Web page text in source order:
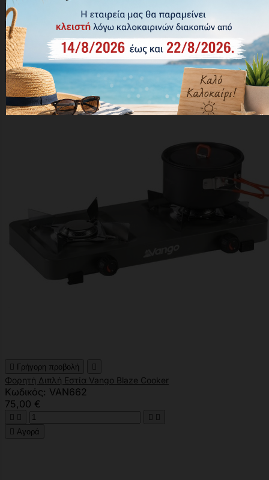
 Γρήγορη προβολή
BLG7500 Εστία Υγραερίου Μονή
Κωδικός: 022312
35,00 €
   
 Αγορά
 Γρήγορη προβολή 
Φορητή Διπλή Εστία Vango Blaze Cooker
Κωδικός: VAN662
75,00 €
   
 Αγορά